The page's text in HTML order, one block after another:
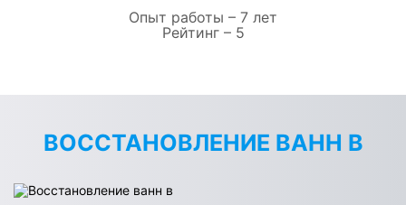
Опыт работы – 7 лет
Рейтинг – 5
ВОССТАНОВЛЕНИЕ ВАНН В